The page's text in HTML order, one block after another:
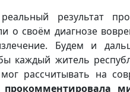
результат
о своём диагнозе
Будем и
каждый житель
рассчитывать на
прокомментировала